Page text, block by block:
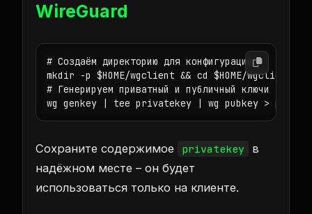
WireGuard
# Создаём директорию для конфигурации
mkdir -p $HOME/wgclient && cd $HOME/wgclient
# Генерируем приватный и публичный ключи
wg genkey | tee privatekey | wg pubkey >
Сохраните содержимое privatekey
в
надёжном месте – он будет
использоваться только на клиенте.